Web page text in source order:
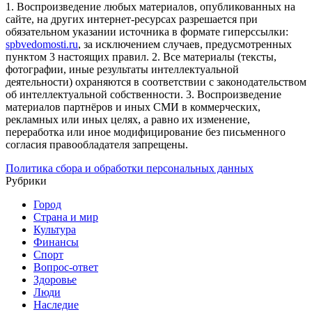
1. Воспроизведение любых материалов, опубликованных на
сайте, на других интернет-ресурсах разрешается при
обязательном указании источника в формате гиперссылки:
spbvedomosti.ru, за исключением случаев, предусмотренных
пунктом 3 настоящих правил. 2. Все материалы (тексты,
фотографии, иные результаты интеллектуальной
деятельности) охраняются в соответствии с законодательством
об интеллектуальной собственности. 3. Воспроизведение
материалов партнёров и иных СМИ в коммерческих,
рекламных или иных целях, а равно их изменение,
переработка или иное модифицирование без письменного
согласия правообладателя запрещены.
Политика сбора и обработки персональных данных
Рубрики
Город
Страна и мир
Культура
Финансы
Спорт
Вопрос-ответ
Здоровье
Люди
Наследие